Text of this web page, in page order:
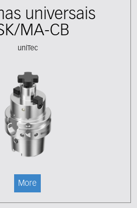
universais
MA-CB
uniTec
More